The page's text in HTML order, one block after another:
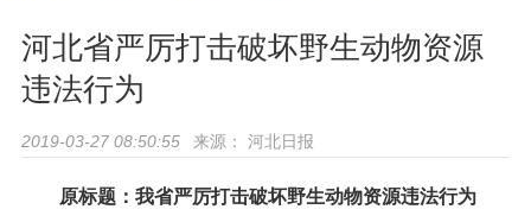
河北省严厉打击破坏野生动物资源
违法行为
2019-03-27 08:50:55 来源： 河北日报
原标题：我省严厉打击破坏野生动物资源违法行为